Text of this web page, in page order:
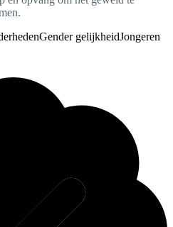
Gender gelijkheidJongeren